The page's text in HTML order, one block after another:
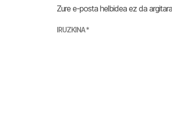
Zure e-posta helbidea ez da
IRUZKINA*